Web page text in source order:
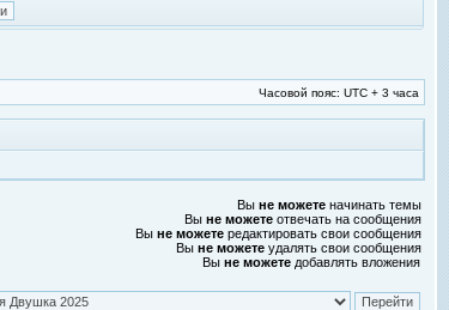
Часовой пояс: UTC + 3 часа
Вы не можете начинать темы
Вы не можете отвечать на сообщения
Вы не можете редактировать свои сообщения
Вы не можете удалять свои сообщения
Вы не можете добавлять вложения